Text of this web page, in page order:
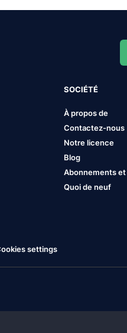
SOCIÉTÉ
À propos de
Contactez-nous
Notre licence
Blog
Abonnements
Quoi de neuf
settings